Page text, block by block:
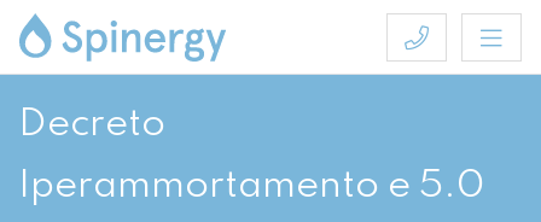
Decreto
Iperammortamento e 5.0